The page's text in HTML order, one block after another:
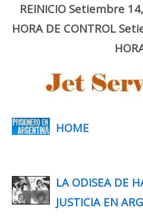
REINICIO Setiembre
HORA DE CONTROL
HOME
LA ODISEA DE
JUSTICIA EN